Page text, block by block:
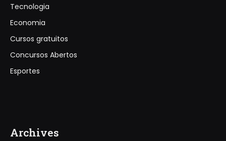
Tecnologia
Economia
Cursos gratuitos
Concursos Abertos
Esportes
Archives